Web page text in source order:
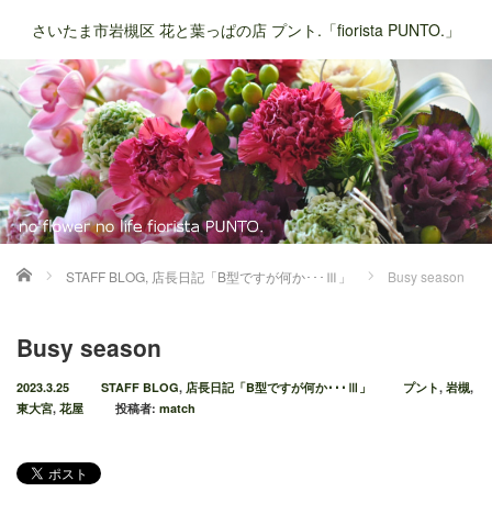
さいたま市岩槻区 花と葉っぱの店 プント.「fiorista PUNTO.」
ホーム STAFF BLOG, 店長日記「B型ですが何か･･･Ⅲ」 Busy season
Busy season
2023.3.25 STAFF BLOG, 店長日記「B型ですが何か･･･Ⅲ」 プント, 岩槻,
東大宮, 花屋 投稿者: match